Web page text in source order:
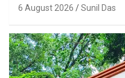
6 August 2026 Sunil Das